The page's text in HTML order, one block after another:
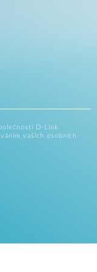
D-Link.
vašich osobních